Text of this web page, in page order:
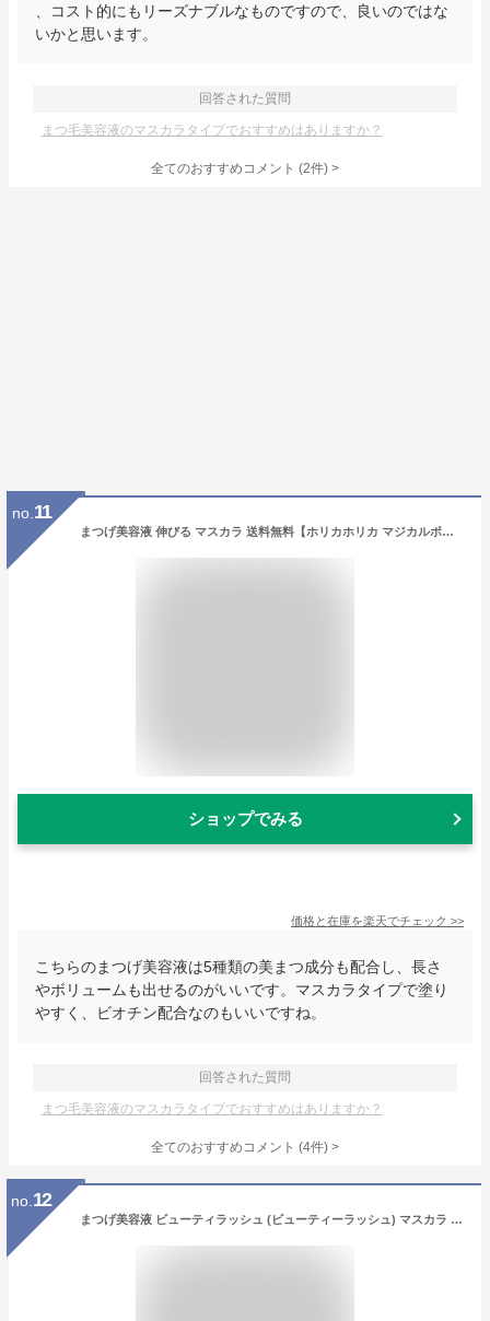
、コスト的にもリーズナブルなものですので、良いのではな
いかと思います。
回答された質問
まつ毛美容液のマスカラタイプでおすすめはありますか？
全てのおすすめコメント (2件) >
no. 11
まつげ美容液 伸びる マスカラ 送料無料【ホリカホリカ マジカルポールマスカラWP】【メール便送料無料】【ポイント 倍】5種類の美まつ&#12113;成分に加え、美まつげ効果のある ビオチン 配合でパワーアップ！ mam
ショップでみる
価格と在庫を楽天でチェック >>
こちらのまつげ美容液は5種類の美まつ成分も配合し、長さ
やボリュームも出せるのがいいです。マスカラタイプで塗り
やすく、ビオチン配合なのもいいですね。
回答された質問
まつ毛美容液のマスカラタイプでおすすめはありますか？
全てのおすすめコメント (4件) >
no. 12
まつげ美容液 ビューティラッシュ (ビューティーラッシュ) マスカラ 7g BEAUTYLASH Mascara 正規品 まつ毛美容液 睫毛美容液 人気 まつ毛美容液 ウェーブコーポレーション 母の日 プレゼント ギフト ゆうパケット 送料無料